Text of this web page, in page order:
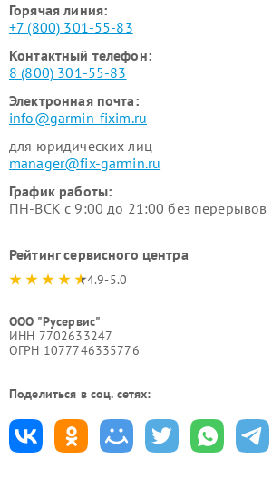
Горячая линия:
+7 (800) 301-55-83
Контактный телефон:
8 (800) 301-55-83
Электронная почта:
info@garmin-fixim.ru
для юридических лиц
manager@fix-garmin.ru
График работы:
ПН-ВСК с 9:00 до 21:00 без
Рейтинг сервисного центра
4.9-5.0
ООО "Русервис"
ИНН 7702633247
ОГРН 1077746335776
Поделиться в соц. сетях: